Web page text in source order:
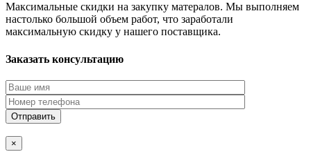
Максимальные скидки на закупку матералов. Мы выполняем
настолько большой объем работ, что заработали
максимальную скидку у нашего поставщика.
Заказать консультацию
×